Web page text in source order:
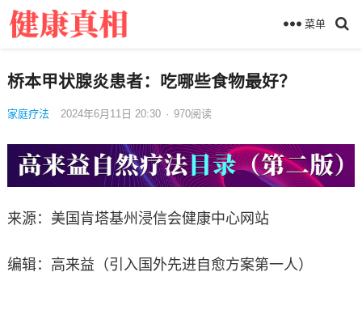
菜单
桥本甲状腺炎患者：吃哪些食物最好？
家庭疗法 2024年6月11日 20:30 · 970阅读
来源：美国肯塔基州浸信会健康中心网站
编辑：高来益（引入国外先进自愈方案第一人）